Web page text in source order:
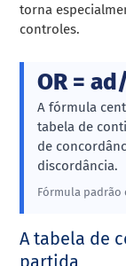
torna
controles.
OR =
A fórmula
tabela de
de
discordância.
Fórmula
A tabela de
partida